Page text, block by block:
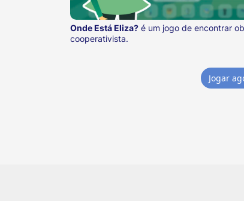
Onde Está Eliza? é um jogo de encontrar
cooperativista.
Jogar